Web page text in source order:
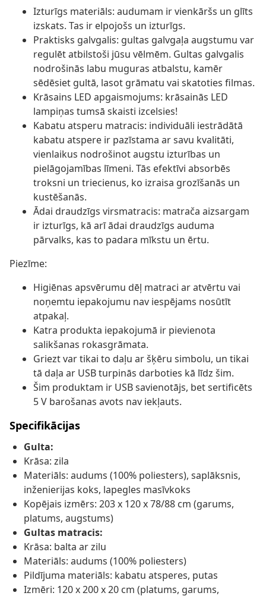
Izturīgs materiāls: audumam ir vienkāršs un glīts
izskats. Tas ir elpojošs un izturīgs.
Praktisks galvgalis: gultas galvgaļa augstumu var
regulēt atbilstoši jūsu vēlmēm. Gultas galvgalis
nodrošinās labu muguras atbalstu, kamēr
sēdēsiet gultā, lasot grāmatu vai skatoties filmas.
Krāsains LED apgaismojums: krāsainās LED
lampiņas tumsā skaisti izcelsies!
Kabatu atsperu matracis: individuāli iestrādātā
kabatu atspere ir pazīstama ar savu kvalitāti,
vienlaikus nodrošinot augstu izturības un
pielāgojamības līmeni. Tās efektīvi absorbēs
troksni un triecienus, ko izraisa grozīšanās un
kustēšanās.
Ādai draudzīgs virsmatracis: matrača aizsargam
ir izturīgs, kā arī ādai draudzīgs auduma
pārvalks, kas to padara mīkstu un ērtu.
Piezīme:
Higiēnas apsvērumu dēļ matraci ar atvērtu vai
noņemtu iepakojumu nav iespējams nosūtīt
atpakaļ.
Katra produkta iepakojumā ir pievienota
salikšanas rokasgrāmata.
Griezt var tikai to daļu ar šķēru simbolu, un tikai
tā daļa ar USB turpinās darboties kā līdz šim.
Šim produktam ir USB savienotājs, bet sertificēts
5 V barošanas avots nav iekļauts.
Specifikācijas
Gulta:
Krāsa: zila
Materiāls: audums (100% poliesters), saplāksnis,
inženierijas koks, lapegles masīvkoks
Kopējais izmērs: 203 x 120 x 78/88 cm (garums,
platums, augstums)
Gultas matracis:
Krāsa: balta ar zilu
Materiāls: audums (100% poliesters)
Pildījuma materiāls: kabatu atsperes, putas
Izmēri: 120 x 200 x 20 cm (platums, garums,